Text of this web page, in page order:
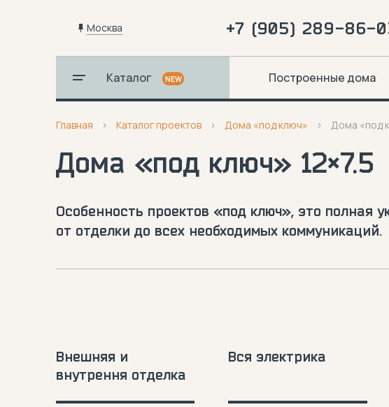
Москва +7 (905) 289-86-
Каталог NEW Построенные дома
Главная Каталог проектов Дома «под ключ» Дома «под
Дома «под ключ» 12×7.5
Особенность проектов «под ключ», это полная
от отделки до всех необходимых коммуникаций.
Внешняя и
внутрення отделка
Вся электрика